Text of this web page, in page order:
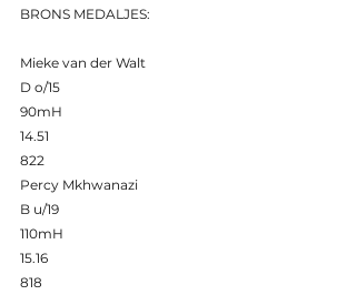
BRONS MEDALJES:
Mieke van der Walt
D o/15
90mH
14.51
822
Percy Mkhwanazi
B u/19
110mH
15.16
818